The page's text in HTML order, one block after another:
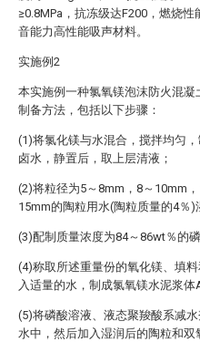
≥0.8MPa，抗冻级达F200，燃烧
音能力高性能吸声材料。
实施例2
本实施例一种氯氧镁泡沫防火混凝
制备方法，包括以下步骤：
(1)将氯化镁与水混合，搅拌均匀
卤水，静置后，取上层清液；
(2)将粒径为5～8mm，8～10mm
15mm的陶粒用水(陶粒质量的4％)
(3)配制质量浓度为84～86wt％的
(4)称取所述重量份的氧化镁、填
入适量的水，制成氯氧镁水泥浆体
(5)将磷酸溶液、液态聚羧酸系减
水中，然后加入湿润后的陶粒和双